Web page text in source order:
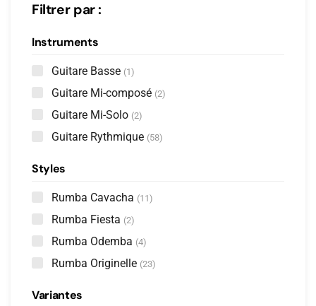
Filtrer par :
Instruments
Guitare Basse (1)
Guitare Mi-composé (2)
Guitare Mi-Solo (2)
Guitare Rythmique (58)
Styles
Rumba Cavacha (11)
Rumba Fiesta (2)
Rumba Odemba (4)
Rumba Originelle (23)
Variantes